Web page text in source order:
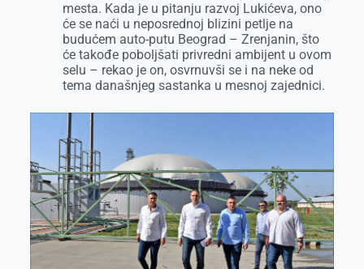
mesta. Kada je u pitanju razvoj Lukićeva, ono
će se naći u neposrednoj blizini petlje na
budućem auto-putu Beograd – Zrenjanin, što
će takođe poboljšati privredni ambijent u ovom
selu – rekao je on, osvrnuvši se i na neke od
tema današnjeg sastanka u mesnoj zajednici.